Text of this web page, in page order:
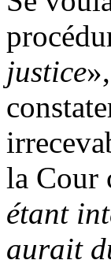
justice
la Cour
étant
aurait